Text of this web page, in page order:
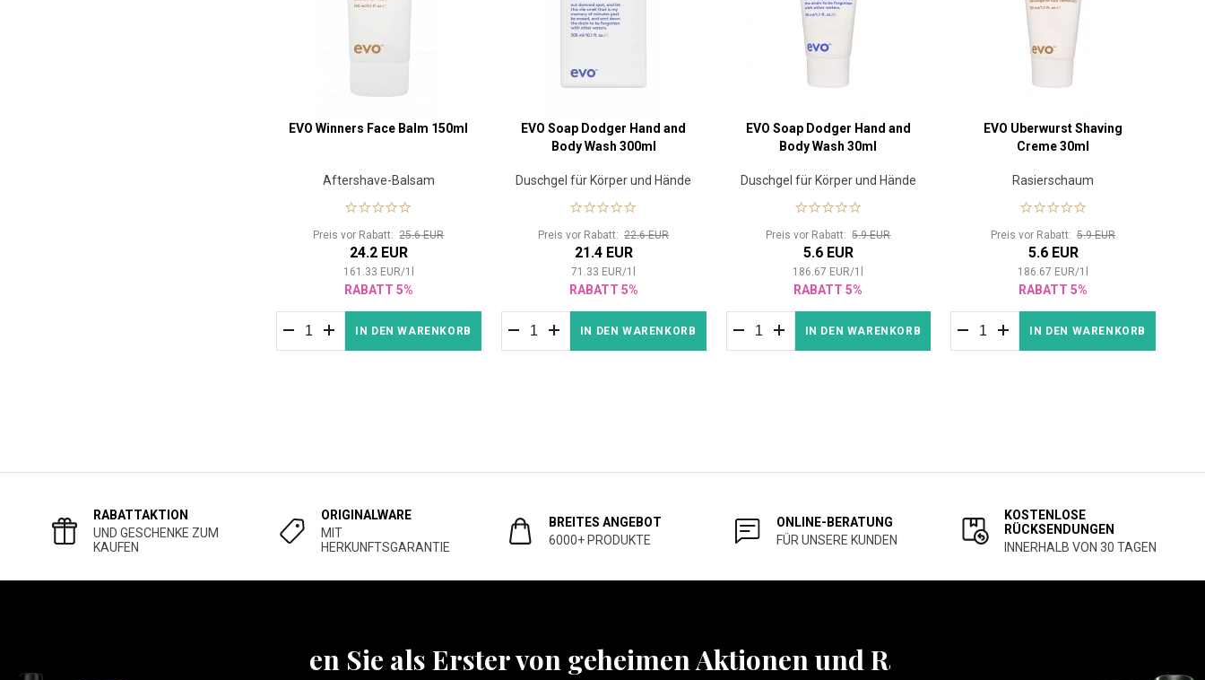
EVO Winners Face Balm 150ml
Aftershave-Balsam
Preis vor Rabatt:25.6 EUR
24.2 EUR
161.33 EUR/1
RABATT 5%
IN DEN WARENKORB
EVO Soap Dodger Hand and
Body Wash 300ml
Duschgel für Körper und Hände
Preis vor Rabatt:22.6 EUR
21.4 EUR
71.33 EUR/1
RABATT 5%
IN DEN WARENKORB
EVO Soap Dodger Hand and
Body Wash 30ml
Duschgel für Körper und Hände
Preis vor Rabatt:5.9 EUR
5.6 EUR
186.67 EUR/1
RABATT 5%
IN DEN WARENKORB
EVO Uberwurst Shaving
Creme 30ml
Rasierschaum
Preis vor Rabatt:5.9 EUR
5.6 EUR
186.67 EUR/1
RABATT 5%
IN DEN WARENKORB
RABATTAKTION
UND GESCHENKE ZUM
KAUFEN
ORIGINALWARE
MIT
HERKUNFTSGARANTIE
BREITES ANGEBOT
6000+ PRODUKTE
ONLINE-BERATUNG
FÜR UNSERE KUNDEN
KOSTENLOSE
RÜCKSENDUNGEN
INNERHALB VON 30 TAGEN
Erfahren Sie als Erster von geheimen Aktionen und Rabatten